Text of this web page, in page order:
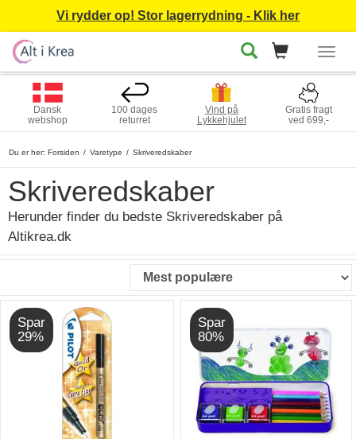
Vi rydder op! Stor lagerrydning - Klik her
Dansk
webshop
100 dages
returret
Vind på
Lykkehjulet
Gratis fragt
ved 699,-
Du er her: Forsiden Varetype Skriveredskaber
Skriveredskaber
Herunder finder du bedste Skriveredskaber på
Altikrea.dk
Spar
29%
Spar
80%